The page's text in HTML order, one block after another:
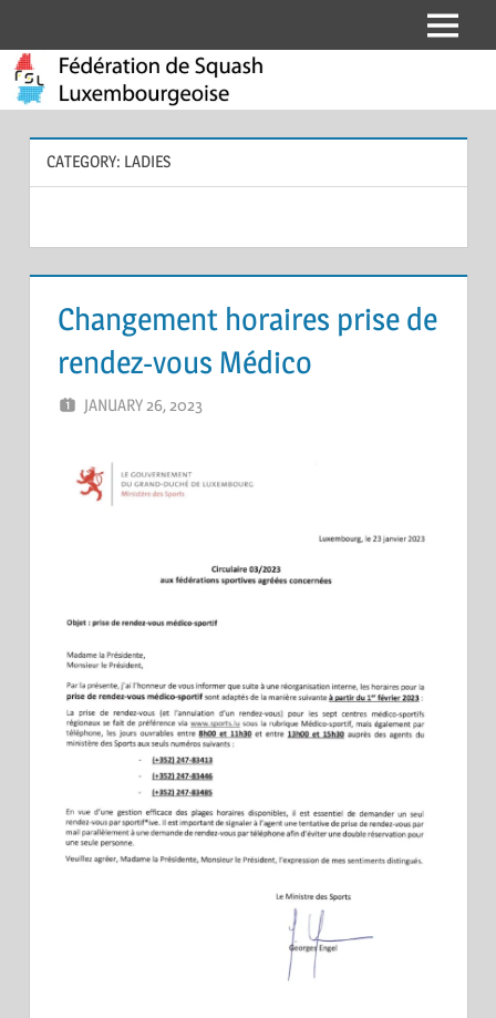
to
content
Fédération
de
Squash
Luxembourgeoise
Menu
CATEGORY: LADIES
Changement horaires prise de
rendez-vous Médico
JANUARY 26, 2023